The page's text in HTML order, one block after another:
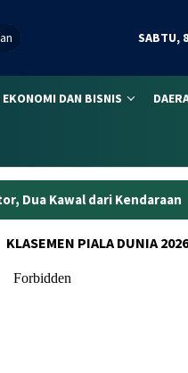
SABTU,
EKONOMI DAN BISNIS
Rekaman
KLASEMEN PIALA DUNIA